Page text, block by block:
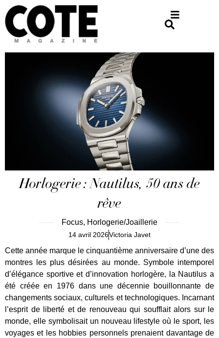
Horlogerie : Nautilus, 50 ans de
rêve
Focus, Horlogerie/Joaillerie
14 avril 2026Victoria Javet
Cette année marque le cinquantième anniversaire d’une des
montres les plus désirées au monde. Symbole intemporel
d’élégance sportive et d’innovation horlogère, la Nautilus a
été créée en 1976 dans une décennie bouillonnante de
changements sociaux, culturels et technologiques. Incarnant
l’esprit de liberté et de renouveau qui soufflait alors sur le
monde, elle symbolisait un nouveau lifestyle où le sport, les
voyages et les hobbies personnels prenaient davantage de